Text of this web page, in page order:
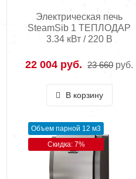
Электрическая печь
SteamSib 1 ТЕПЛОДАР
3.34 кВт / 220 В
22 004 руб. 23 660 руб.
В корзину
Объем парной 12 м3
Скидка: 7%